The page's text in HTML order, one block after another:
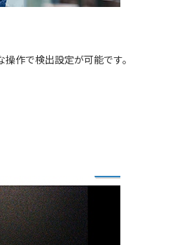
作で検出設定が可能です。